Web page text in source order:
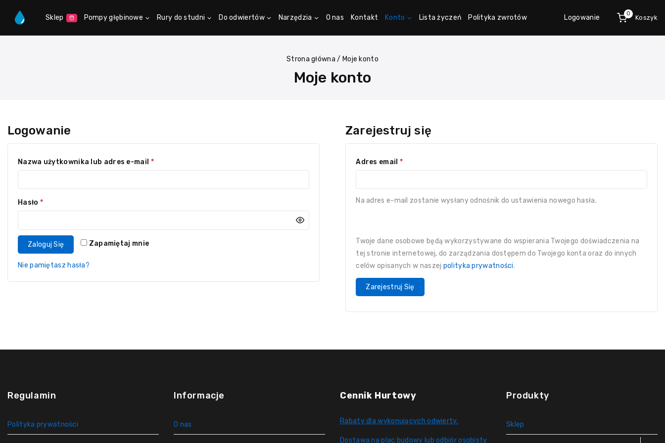
Sklep Pompy głębinowe Rury do studni Do odwiertów Narzędzia O nas Kontakt Konto Lista życzeń Polityka zwrotów Logowanie 0
Koszyk
Strona główna / Moje konto
Moje konto
Logowanie
Nazwa użytkownika lub adres e-mail *
Hasło *
Zapamiętaj mnie
Zaloguj Się
Nie pamiętasz hasła?
Zarejestruj się
Adres email *
Na adres e-mail zostanie wysłany odnośnik do ustawienia nowego hasła.
Twoje dane osobowe będą wykorzystywane do wspierania Twojego doświadczenia na
tej stronie internetowej, do zarządzania dostępem do Twojego konta oraz do innych
celów opisanych w naszej polityka prywatności.
Zarejestruj Się
Regulamin
Polityka prywatności
Informacje
O nas
Cennik Hurtowy
Rabaty dla wykonujących odwierty.
Dostawa na plac budowy lub odbiór osobisty
Produkty
Sklep